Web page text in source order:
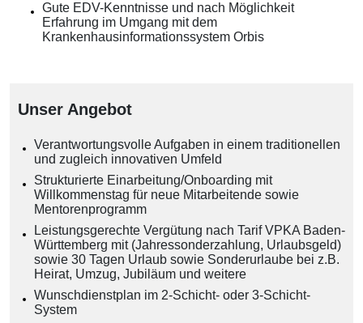
Gute EDV-Kenntnisse und nach Möglichkeit
Erfahrung im Umgang mit dem
Krankenhausinformationssystem Orbis
Unser Angebot
Verantwortungsvolle Aufgaben in einem traditionellen
und zugleich innovativen Umfeld
Strukturierte Einarbeitung/Onboarding mit
Willkommenstag für neue Mitarbeitende sowie
Mentorenprogramm
Leistungsgerechte Vergütung nach Tarif VPKA Baden-
Württemberg mit (Jahressonderzahlung, Urlaubsgeld)
sowie 30 Tagen Urlaub sowie Sonderurlaube bei z.B.
Heirat, Umzug, Jubiläum und weitere
Wunschdienstplan im 2-Schicht- oder 3-Schicht-
System